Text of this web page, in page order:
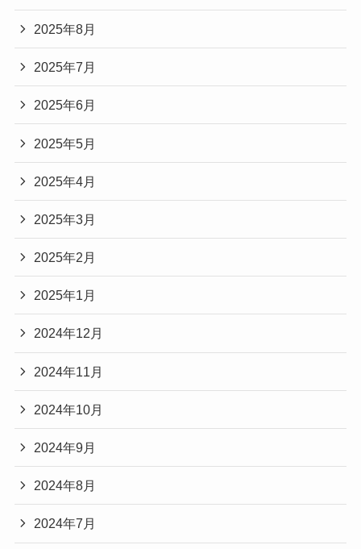
2025年8月
2025年7月
2025年6月
2025年5月
2025年4月
2025年3月
2025年2月
2025年1月
2024年12月
2024年11月
2024年10月
2024年9月
2024年8月
2024年7月